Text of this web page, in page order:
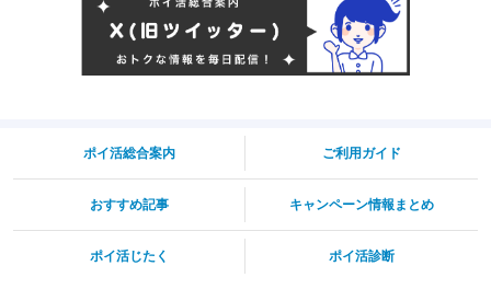
ポイ活総合案内 ご利用ガイド
おすすめ記事 キャンペーン情報まとめ
ポイ活じたく ポイ活診断